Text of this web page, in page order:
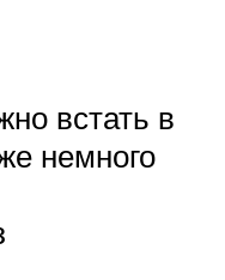
встать в
немного